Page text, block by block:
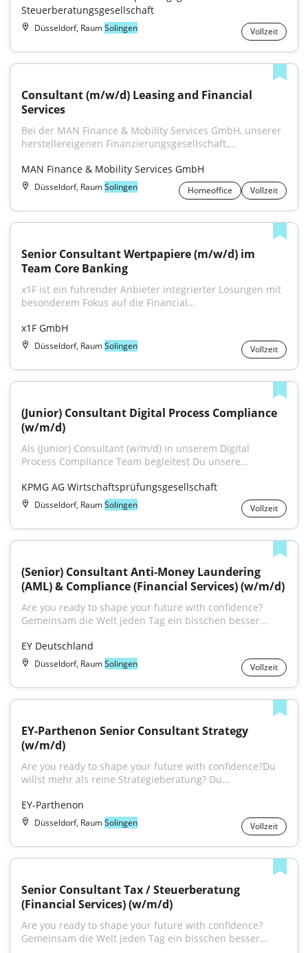
Steuerberatungsgesellschaft
Düsseldorf, RaumSolingen Vollzeit
Consultant (m/w/d) Leasing and Financial
Services
Bei der MAN Finance & Mobility Services GmbH, unserer
herstellereigenen Finanzierungsgesellschaft,...
MAN Finance & Mobility Services GmbH
Düsseldorf, RaumSolingen Homeoffice Vollzeit
Senior Consultant Wertpapiere (m/w/d) im
Team Core Banking
x1F ist ein führender Anbieter integrierter Lösungen mit
besonderem Fokus auf die Financial...
x1F GmbH
Düsseldorf, RaumSolingen Vollzeit
(Junior) Consultant Digital Process Compliance
(w/m/d)
Als (Junior) Consultant (w/m/d) in unserem Digital
Process Compliance Team begleitest Du unsere...
KPMG AG Wirtschaftsprüfungsgesellschaft
Düsseldorf, RaumSolingen Vollzeit
(Senior) Consultant Anti-Money Laundering
(AML) & Compliance (Financial Services) (w/m/d)
Are you ready to shape your future with confidence?
Gemeinsam die Welt jeden Tag ein bisschen besser...
EY Deutschland
Düsseldorf, RaumSolingen Vollzeit
EY-Parthenon Senior Consultant Strategy
(w/m/d)
Are you ready to shape your future with confidence?Du
willst mehr als reine Strategieberatung? Du...
EY-Parthenon
Düsseldorf, RaumSolingen Vollzeit
Senior Consultant Tax / Steuerberatung
(Financial Services) (w/m/d)
Are you ready to shape your future with confidence?
Gemeinsam die Welt jeden Tag ein bisschen besser...